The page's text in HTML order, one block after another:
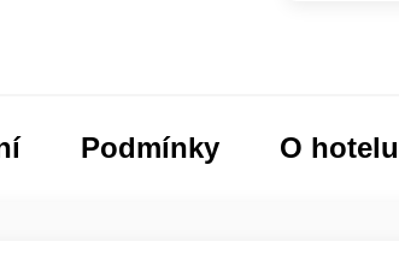
Podmínky O hotelu